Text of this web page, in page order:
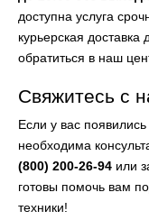
доступна услуга
курьерская доставка
обратиться в наш
Свяжитесь с
Если у вас
необходима
(800) 200-26-94 или
готовы помочь вам
техники!